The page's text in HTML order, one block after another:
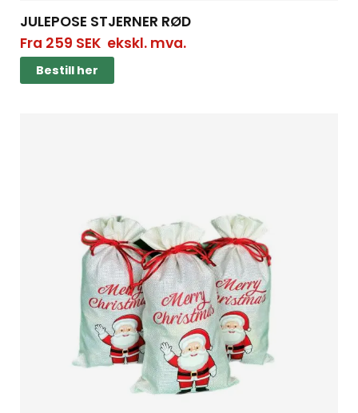
JULEPOSE STJERNER RØD
Fra 259 SEKekskl. mva.
Bestill her